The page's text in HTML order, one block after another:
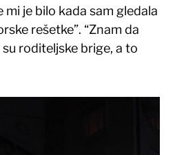
mi je bilo kada sam gledala
rešetke”. “Znam da
roditeljske brige, a to